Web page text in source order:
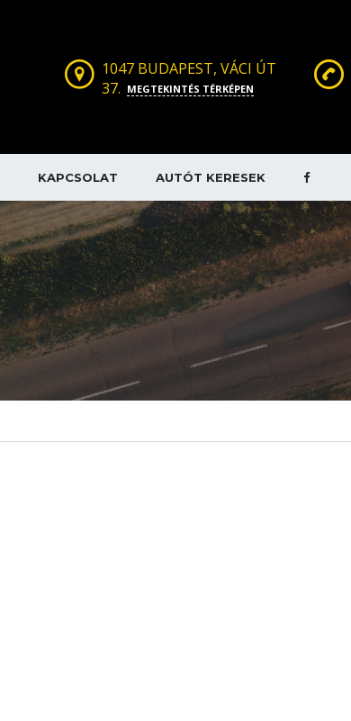
1047 BUDAPEST, VÁCI ÚT
37. MEGTEKINTÉS TÉRKÉPEN
KAPCSOLAT AUTÓT KERESEK